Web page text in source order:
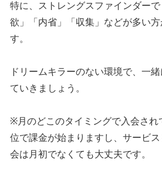
特に、ストレングスファインダー
欲」「内省」「収集」などが多い
す。
ドリームキラーのない環境で、一
ていきましょう。
※月のどこのタイミングで入会され
位で課金が始まりますし、サービ
会は月初でなくても大丈夫です。